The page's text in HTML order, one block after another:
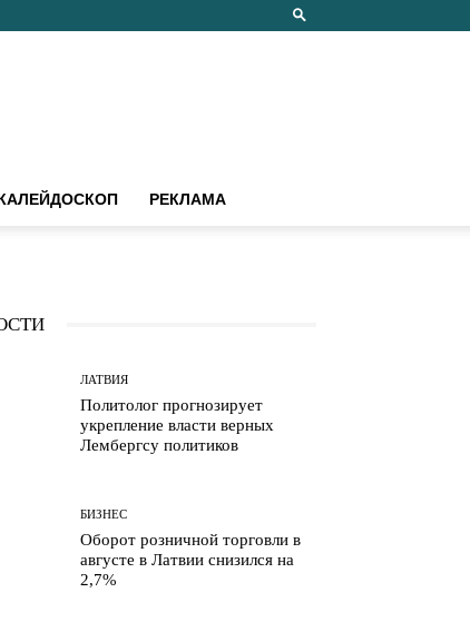
КАЛЕЙДОСКОП РЕКЛАМА
ЛАТВИЯ
Политолог прогнозирует
укрепление власти верных
Лембергсу политиков
БИЗНЕС
Оборот розничной
торговли в августе в
Латвии снизился на 2,7%